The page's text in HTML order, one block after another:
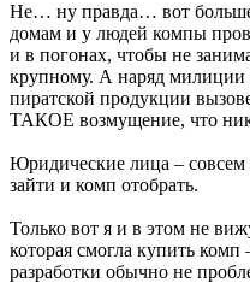
Не… ну правда… вот больше
домам и у людей компы
и в погонах, чтобы не
крупному. А наряд милиции
пиратской продукции
ТАКОЕ возмущение, что
Юридические лица –
зайти и комп отобрать.
Только вот я и в этом не
которая смогла купить
разработки обычно не